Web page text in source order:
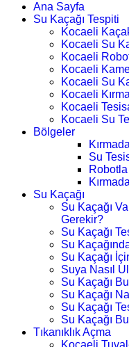
Ana Sayfa
Su Kaçağı Tespiti
Kocaeli
Kocaeli Su
Kocaeli
Kocaeli
Kocaeli Su
Kocaeli
Kocaeli
Kocaeli Su
Bölgeler
Su
Su Kaçağı
Su Kaçağı
Gerekir?
Su Kaçağı
Su
Su Kaçağı
Suya Nasıl
Su Kaçağı
Su Kaçağı
Su Kaçağı
Su Kaçağı
Tıkanıklık Açma
Kocaeli